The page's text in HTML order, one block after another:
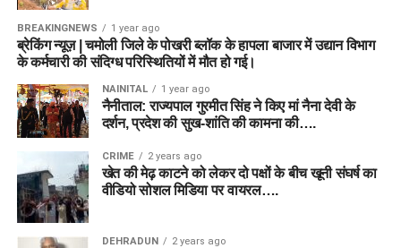
BREAKINGNEWS 1 year ago
ब्रेकिंग न्यूज़ | चमोली जिले के पोखरी ब्लॉक के हापला बाजार में उद्यान विभाग
के कर्मचारी की संदिग्ध परिस्थितियों में मौत हो गई।
NAINITAL 1 year ago
नैनीताल: राज्यपाल गुरमीत सिंह ने किए मां नैना देवी के
दर्शन, प्रदेश की सुख-शांति की कामना की….
CRIME 2 years ago
खेत की मेढ़ काटने को लेकर दो पक्षों के बीच खूनी संघर्ष का
वीडियो सोशल मिडिया पर वायरल….
DEHRADUN 2 years ago